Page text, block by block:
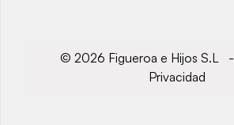
© 2026 Figueroa e Hijos S.L -
Privacidad